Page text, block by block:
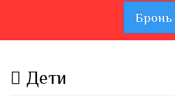
Бронь
Дети